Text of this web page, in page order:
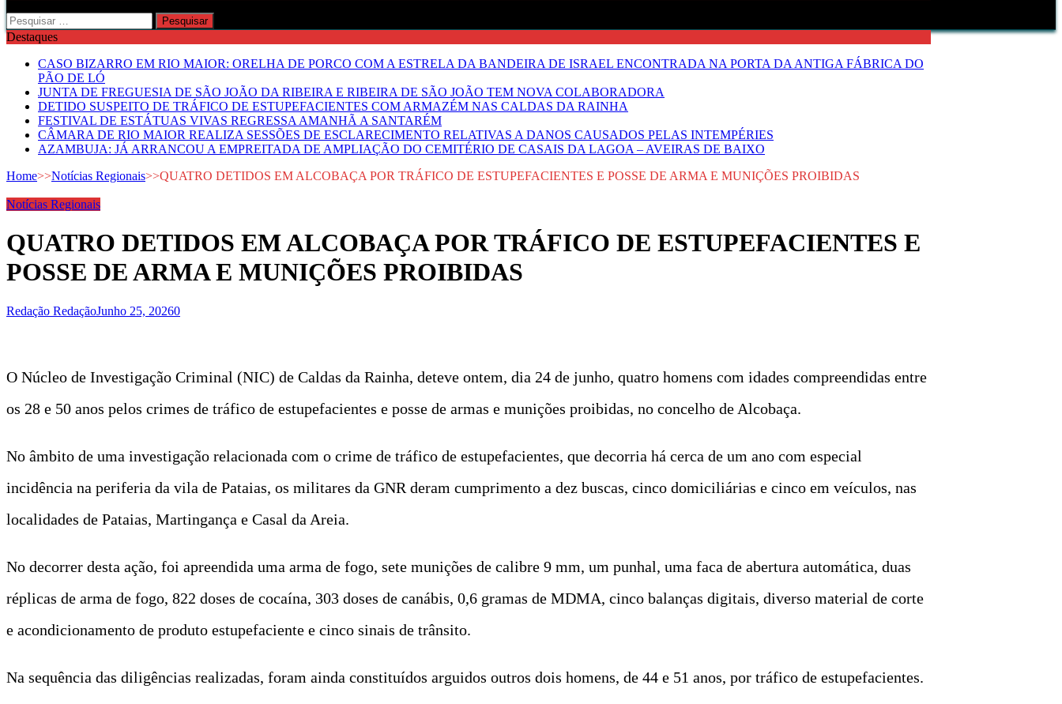
Pesquisar
por:
Destaques
CASO BIZARRO EM RIO MAIOR: ORELHA DE PORCO COM A ESTRELA DA BANDEIRA DE ISRAEL ENCONTRADA NA PORTA DA ANTIGA FÁBRICA DO
PÃO DE LÓ
JUNTA DE FREGUESIA DE SÃO JOÃO DA RIBEIRA E RIBEIRA DE SÃO JOÃO TEM NOVA COLABORADORA
DETIDO SUSPEITO DE TRÁFICO DE ESTUPEFACIENTES COM ARMAZÉM NAS CALDAS DA RAINHA
FESTIVAL DE ESTÁTUAS VIVAS REGRESSA AMANHÃ A SANTARÉM
CÂMARA DE RIO MAIOR REALIZA SESSÕES DE ESCLARECIMENTO RELATIVAS A DANOS CAUSADOS PELAS INTEMPÉRIES
AZAMBUJA: JÁ ARRANCOU A EMPREITADA DE AMPLIAÇÃO DO CEMITÉRIO DE CASAIS DA LAGOA – AVEIRAS DE BAIXO
Home>>Notícias Regionais>>QUATRO DETIDOS EM ALCOBAÇA POR TRÁFICO DE ESTUPEFACIENTES E POSSE DE ARMA E MUNIÇÕES PROIBIDAS
Notícias Regionais
QUATRO DETIDOS EM ALCOBAÇA POR TRÁFICO DE ESTUPEFACIENTES E
POSSE DE ARMA E MUNIÇÕES PROIBIDAS
Redação RedaçãoJunho 25, 20260
O Núcleo de Investigação Criminal (NIC) de Caldas da Rainha, deteve ontem, dia 24 de junho, quatro homens com idades compreendidas entre
os 28 e 50 anos pelos crimes de tráfico de estupefacientes e posse de armas e munições proibidas, no concelho de Alcobaça.
No âmbito de uma investigação relacionada com o crime de tráfico de estupefacientes, que decorria há cerca de um ano com especial
incidência na periferia da vila de Pataias, os militares da GNR deram cumprimento a dez buscas, cinco domiciliárias e cinco em veículos, nas
localidades de Pataias, Martingança e Casal da Areia.
No decorrer desta ação, foi apreendida uma arma de fogo, sete munições de calibre 9 mm, um punhal, uma faca de abertura automática, duas
réplicas de arma de fogo, 822 doses de cocaína, 303 doses de canábis, 0,6 gramas de MDMA, cinco balanças digitais, diverso material de corte
e acondicionamento de produto estupefaciente e cinco sinais de trânsito.
Na sequência das diligências realizadas, foram ainda constituídos arguidos outros dois homens, de 44 e 51 anos, por tráfico de estupefacientes.